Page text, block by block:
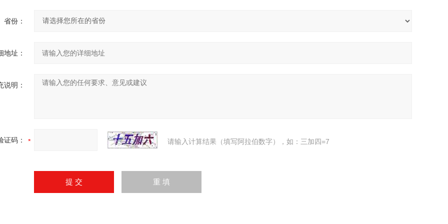
省份：
地址：
说明：
证码： 请输入计算结果（填写阿拉伯数字），如：三加四=7